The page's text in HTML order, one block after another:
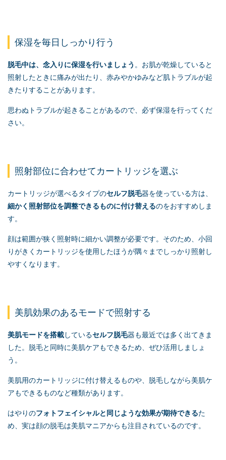
保湿を毎日しっかり行う
脱毛中は、念入りに保湿を行いましょう 。お肌が乾燥していると
照射したときに痛みが出たり、赤みやかゆみなど肌トラブルが起
きたりすることがあります。
思わぬトラブルが起きることがあるので、必ず保湿を行ってくだ
さい。
照射部位に合わせてカートリッジを選ぶ
カートリッジが選べるタイプのセルフ脱毛器を使っている方は、
細かく照射部位を調整できるものに付け替えるのをおすすめしま
す。
顔は範囲が狭く照射時に細かい調整が必要です。そのため、小回
りがきくカートリッジを使用したほうが隅々までしっかり照射し
やすくなります。
美肌効果のあるモードで照射する
美肌モードを搭載しているセルフ脱毛器も最近では多く出てきま
した。脱毛と同時に美肌ケアもできるため、ぜひ活用しましょ
う。
美肌用のカートリッジに付け替えるものや、脱毛しながら美肌ケ
アもできるものなど種類があります。
はやりのフォトフェイシャルと同じような効果が期待できるた
め、実は顔の脱毛は美肌マニアからも注目されているのです。